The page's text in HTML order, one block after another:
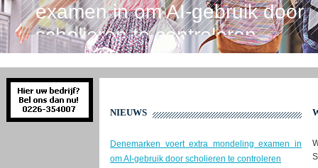
examen in om AI-gebruik door
scholieren te controleren
NIEUWS
Denemarken voert extra mondeling examen in
om AI-gebruik door scholieren te controleren